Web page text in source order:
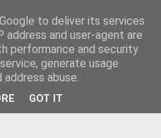
to deliver its services
address and user-agent are
performance and security
generate usage
abuse.
GOT IT